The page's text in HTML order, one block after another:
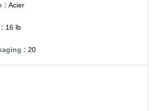
Acier
16 lb
20